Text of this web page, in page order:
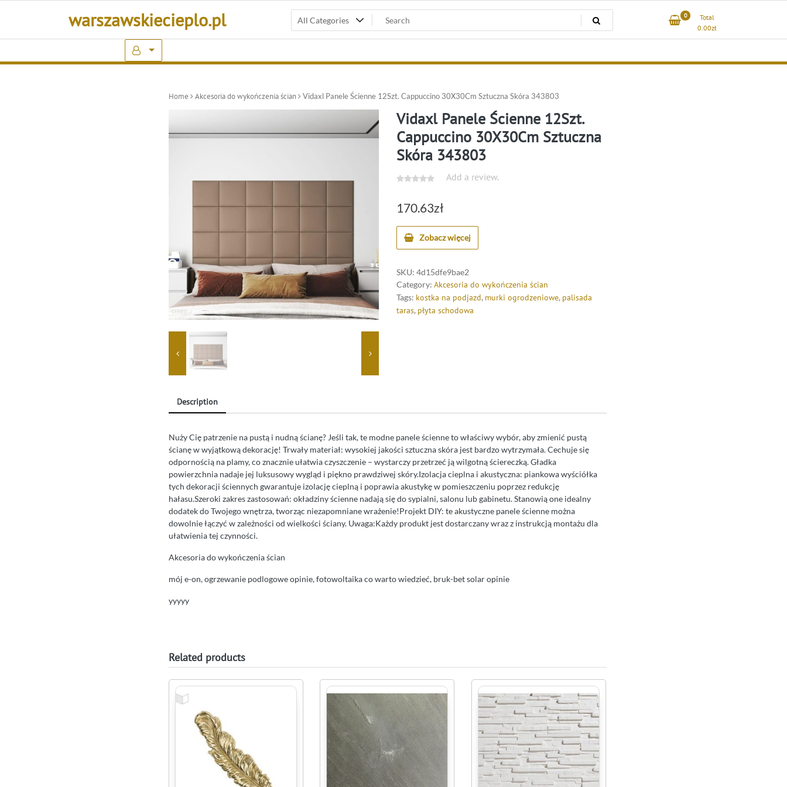
warszawskiecieplo.pl 0
Total
0.00zł
Home Akcesoria do wykończenia ścian Vidaxl Panele Ścienne 12Szt. Cappuccino 30X30Cm Sztuczna Skóra 343803
Vidaxl Panele Ścienne 12Szt.
Cappuccino 30X30Cm Sztuczna
Skóra 343803
Add a review.
170.63zł
Zobacz więcej
SKU: 4d15dfe9bae2
Category: Akcesoria do wykończenia ścian
Tags: kostka na podjazd, murki ogrodzeniowe, palisada
taras, płyta schodowa
Description
Nuży Cię patrzenie na pustą i nudną ścianę? Jeśli tak, te modne panele ścienne to właściwy wybór, aby zmienić pustą
ścianę w wyjątkową dekorację! Trwały materiał: wysokiej jakości sztuczna skóra jest bardzo wytrzymała. Cechuje się
odpornością na plamy, co znacznie ułatwia czyszczenie – wystarczy przetrzeć ją wilgotną ściereczką. Gładka
powierzchnia nadaje jej luksusowy wygląd i piękno prawdziwej skóry.Izolacja cieplna i akustyczna: piankowa wyściółka
tych dekoracji ściennych gwarantuje izolację cieplną i poprawia akustykę w pomieszczeniu poprzez redukcję
hałasu.Szeroki zakres zastosowań: okładziny ścienne nadają się do sypialni, salonu lub gabinetu. Stanowią one idealny
dodatek do Twojego wnętrza, tworząc niezapomniane wrażenie!Projekt DIY: te akustyczne panele ścienne można
dowolnie łączyć w zależności od wielkości ściany. Uwaga:Każdy produkt jest dostarczany wraz z instrukcją montażu dla
ułatwienia tej czynności.
Akcesoria do wykończenia ścian
mój e-on, ogrzewanie podlogowe opinie, fotowoltaika co warto wiedzieć, bruk-bet solar opinie
yyyyy
Related products